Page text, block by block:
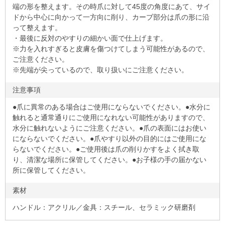
端の形を整えます。その時爪に対して45度の角度にあて、サイ
ドから中心に向かって一方向に削り、カーブ部分は爪の形に沿
って整えます。
・最後に反対のやすりの細かい面で仕上げます。
※力を入れすぎると皮膚を傷つけてしまう可能性があるので、
ご注意ください。
※先端が尖っているので、取り扱いにご注意ください。
注意事項
●爪に異常のある場合はご使用にならないでください。●水分に
触れると通常通りにご使用になれない可能性がありますので、
水分に触れないようにご注意ください。●爪の表面にはお使い
にならないでください。●爪やすり以外の目的にはご使用にな
らないでください。●ご使用後は爪の削りかすをよく拭き取
り、清潔な場所に保管してください。●お子様の手の届かない
所に保管してください。
素材
ハンドル：アクリル／金具：スチール、セラミック研磨剤